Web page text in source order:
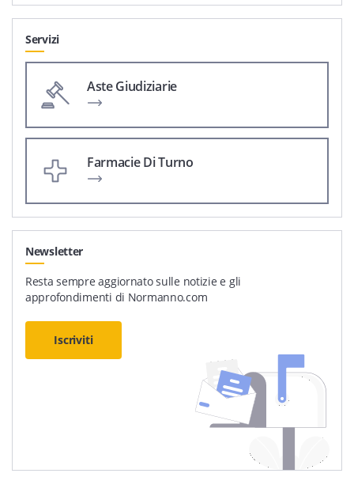
Servizi
Aste Giudiziarie
Farmacie Di Turno
Newsletter
Resta sempre aggiornato sulle notizie e gli
approfondimenti di Normanno.com
Iscriviti